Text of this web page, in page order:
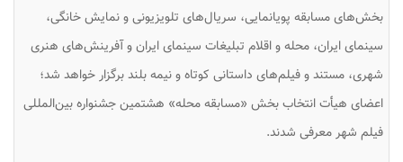
بخش‌های مسابقه پویانمایی، سریال‌های تلویزیونی و نمایش خانگی،
سینمای ایران، محله و اقلام تبلیغات سینمای ایران و آفرینش‌های هنری
شهری، مستند و فیلم‌های داستانی کوتاه و نیمه بلند برگزار خواهد شد؛
اعضای هیأت انتخاب بخش «مسابقه محله» هشتمین جشنواره بین‌المللی
فیلم شهر معرفی شدند.